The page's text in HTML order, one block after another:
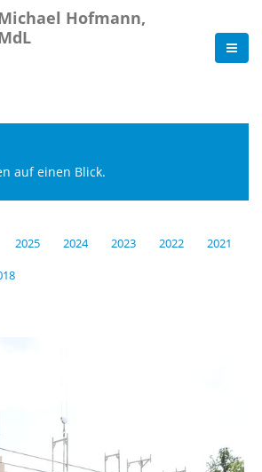
Hofmann,
auf einen Blick.
2025 2024 2023 2022
2021